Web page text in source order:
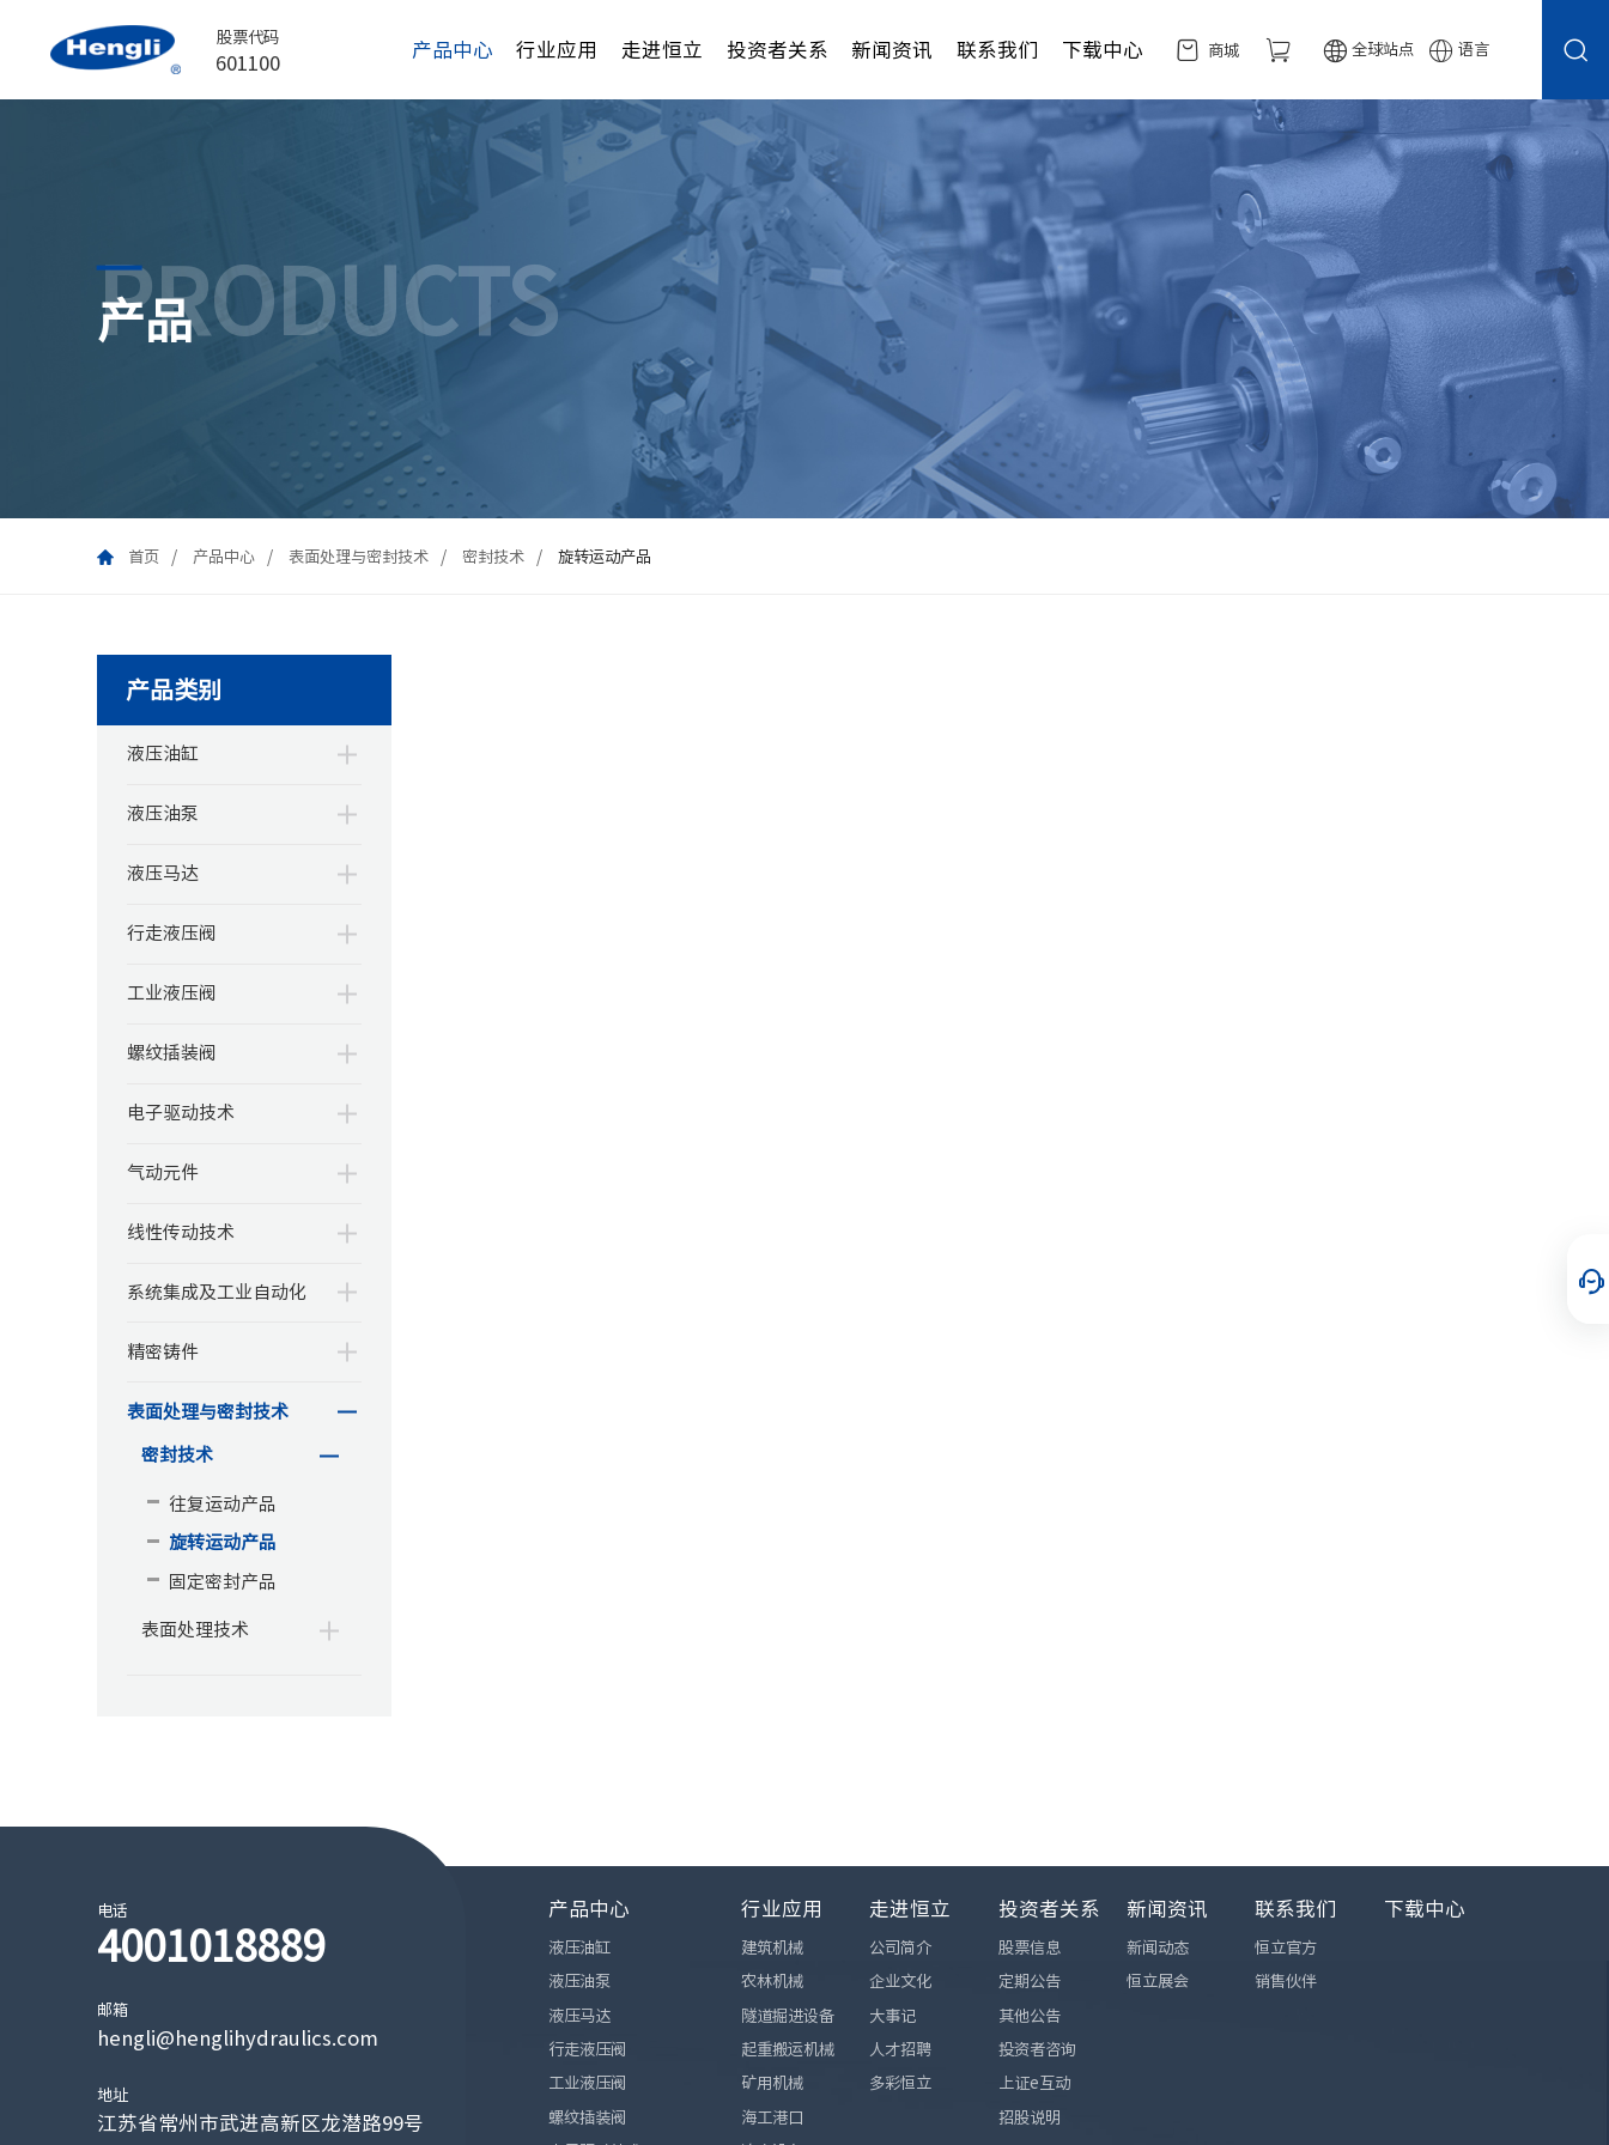
股票代码
601100
产品中心 行业应用 走进恒立 投资者关系 新闻资讯 联系我们 下载中心 商城 全球站点 语言
PRODUCTS
产品
首页 产品中心 表面处理与密封技术 密封技术 旋转运动产品
产品类别
液压油缸
液压油泵
液压马达
行走液压阀
工业液压阀
螺纹插装阀
电子驱动技术
气动元件
线性传动技术
系统集成及工业自动化
精密铸件
表面处理与密封技术
密封技术
往复运动产品
旋转运动产品
固定密封产品
表面处理技术
电话
4001018889
邮箱
hengli@henglihydraulics.com
地址
江苏省常州市武进高新区龙潜路99号
产品中心
液压油缸
液压油泵
液压马达
行走液压阀
工业液压阀
螺纹插装阀
行业应用
建筑机械
农林机械
隧道掘进设备
起重搬运机械
矿用机械
海工港口
走进恒立
公司简介
企业文化
大事记
人才招聘
多彩恒立
投资者关系
股票信息
定期公告
其他公告
投资者咨询
上证e互动
招股说明
新闻资讯
新闻动态
恒立展会
联系我们
恒立官方
销售伙伴
下载中心